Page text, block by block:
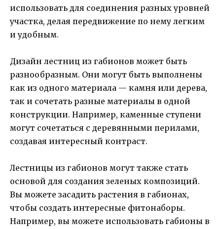
использовать для соединения разных уровней
участка, делая передвижение по нему легким
и удобным.
Дизайн лестниц из габионов может быть
разнообразным. Они могут быть выполнены
как из одного материала — камня или дерева,
так и сочетать разные материалы в одной
конструкции. Например, каменные ступени
могут сочетаться с деревянными перилами,
создавая интересный контраст.
Лестницы из габионов могут также стать
основой для создания зеленых композиций.
Вы можете засадить растения в габионах,
чтобы создать интересные фитонаборы.
Например, вы можете использовать габионы в